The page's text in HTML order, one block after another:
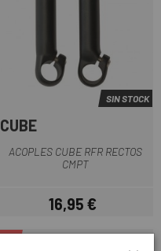
SIN STOCK
CUBE
ACOPLES CUBE RFR RECTOS
CMPT
Precio
16,95 €